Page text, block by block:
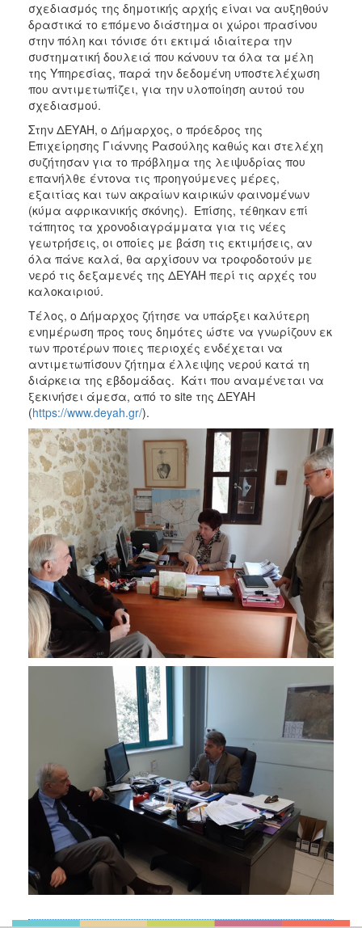
σχεδιασμός της δημοτικής αρχής είναι να αυξηθούν
δραστικά το επόμενο διάστημα οι χώροι πρασίνου
στην πόλη και τόνισε ότι εκτιμά ιδιαίτερα την
συστηματική δουλειά που κάνουν τα όλα τα μέλη
της Υπηρεσίας, παρά την δεδομένη υποστελέχωση
που αντιμετωπίζει, για την υλοποίηση αυτού του
σχεδιασμού.
Στην ΔΕΥΑΗ, ο Δήμαρχος, ο πρόεδρος της
Επιχείρησης Γιάννης Ρασούλης καθώς και στελέχη
συζήτησαν για το πρόβλημα της λειψυδρίας που
επανήλθε έντονα τις προηγούμενες μέρες,
εξαιτίας και των ακραίων καιρικών φαινομένων
(κύμα αφρικανικής σκόνης). Επίσης, τέθηκαν επί
τάπητος τα χρονοδιαγράμματα για τις νέες
γεωτρήσεις, οι οποίες με βάση τις εκτιμήσεις, αν
όλα πάνε καλά, θα αρχίσουν να τροφοδοτούν με
νερό τις δεξαμενές της ΔΕΥΑΗ περί τις αρχές του
καλοκαιριού.
Τέλος, ο Δήμαρχος ζήτησε να υπάρξει καλύτερη
ενημέρωση προς τους δημότες ώστε να γνωρίζουν εκ
των προτέρων ποιες περιοχές ενδέχεται να
αντιμετωπίσουν ζήτημα έλλειψης νερού κατά τη
διάρκεια της εβδομάδας. Κάτι που αναμένεται να
ξεκινήσει άμεσα, από το site της ΔΕΥΑΗ
(https://www.deyah.gr/).